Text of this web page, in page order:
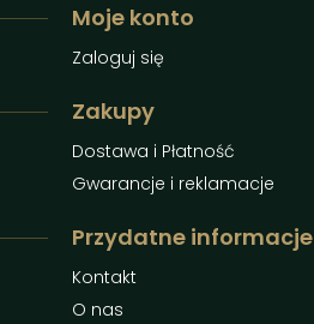
Moje konto
Zaloguj się
Zakupy
Dostawa i Płatność
Gwarancje i reklamacje
Przydatne informacje
Kontakt
O nas